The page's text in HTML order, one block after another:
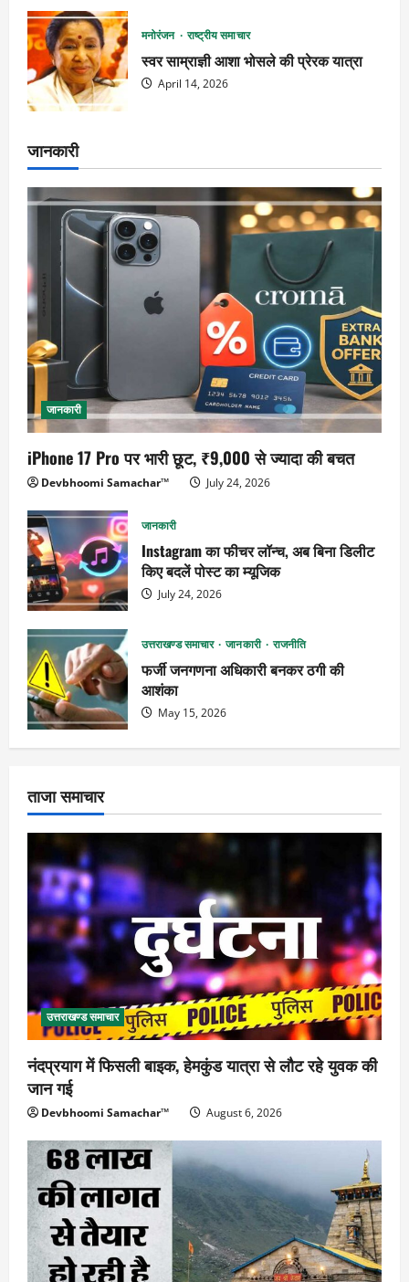
मनोरंजन राष्ट्रीय समाचार
स्वर साम्राज्ञी आशा भोसले की प्रेरक यात्रा
April 14, 2026
जानकारी
जानकारी
iPhone 17 Pro पर भारी छूट, ₹9,000 से ज्यादा की बचत
Devbhoomi Samachar™ July 24, 2026
जानकारी
Instagram का फीचर लॉन्च, अब बिना डिलीट
किए बदलें पोस्ट का म्यूजिक
July 24, 2026
उत्तराखण्ड समाचार जानकारी राजनीति
फर्जी जनगणना अधिकारी बनकर ठगी की
आशंका
May 15, 2026
ताजा समाचार
उत्तराखण्ड समाचार
नंदप्रयाग में फिसली बाइक, हेमकुंड यात्रा से लौट रहे युवक की
जान गई
Devbhoomi Samachar™ August 6, 2026